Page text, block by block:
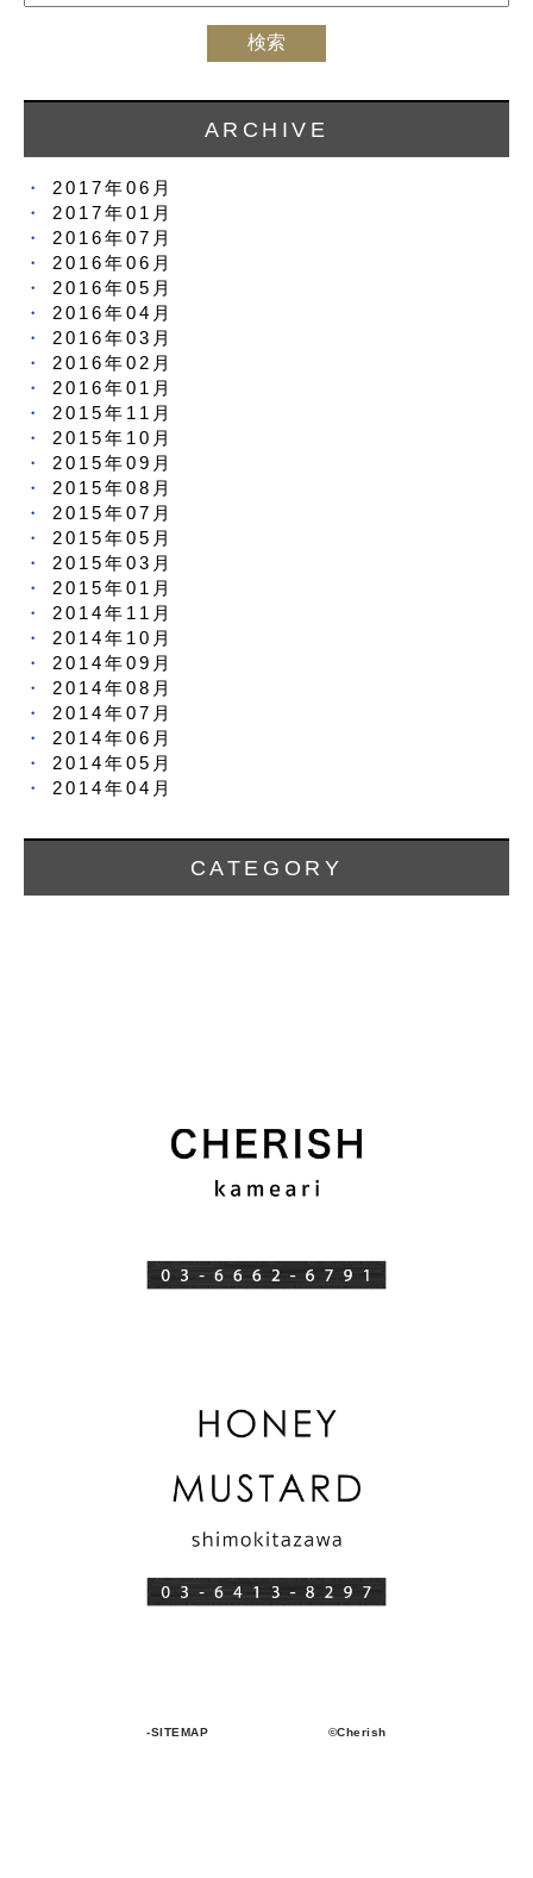
ARCHIVE
2017年06月
2017年01月
2016年07月
2016年06月
2016年05月
2016年04月
2016年03月
2016年02月
2016年01月
2015年11月
2015年10月
2015年09月
2015年08月
2015年07月
2015年05月
2015年03月
2015年01月
2014年11月
2014年10月
2014年09月
2014年08月
2014年07月
2014年06月
2014年05月
2014年04月
CATEGORY
-SITEMAP ©Cherish